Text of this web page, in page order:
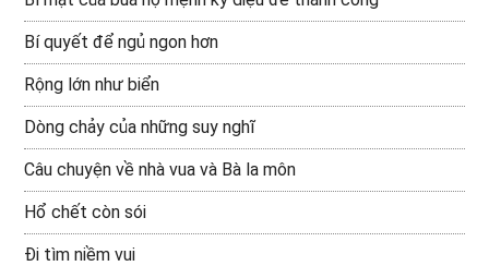
Bí quyết để ngủ ngon hơn
Rộng lớn như biển
Dòng chảy của những suy nghĩ
Câu chuyện về nhà vua và Bà la môn
Hổ chết còn sói
Đi tìm niềm vui